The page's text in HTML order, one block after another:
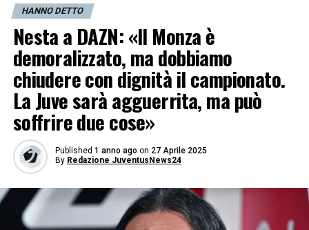
HANNO DETTO
Nesta a DAZN: «Il Monza è
demoralizzato, ma dobbiamo
chiudere con dignità il campionato.
La Juve sarà agguerrita, ma può
soffrire due cose»
Published 1 anno ago on 27 Aprile 2025
By Redazione JuventusNews24